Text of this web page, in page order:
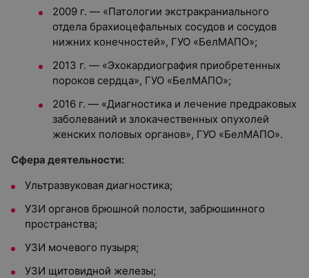
2009 г. — «Патологии экстракраниального
отдела брахиоцефальных сосудов и сосудов
нижних конечностей», ГУО «БелМАПО»;
2013 г. — «Эхокардиография приобретенных
пороков сердца», ГУО «БелМАПО»;
2016 г. — «Диагностика и лечение предраковых
заболеваний и злокачественных опухолей
женских половых органов», ГУО «БелМАПО».
Сфера деятельности:
Ультразвуковая диагностика;
УЗИ органов брюшной полости, забрюшинного
пространства;
УЗИ мочевого пузыря;
УЗИ щитовидной железы;